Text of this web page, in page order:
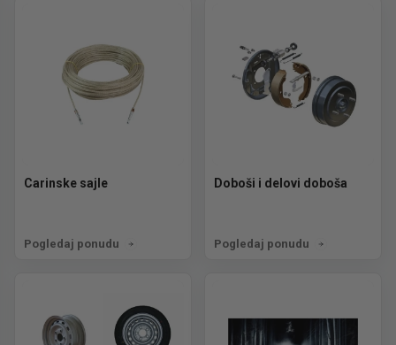
Carinske sajle
Pogledaj ponudu
Doboši i delovi doboša
Pogledaj ponudu